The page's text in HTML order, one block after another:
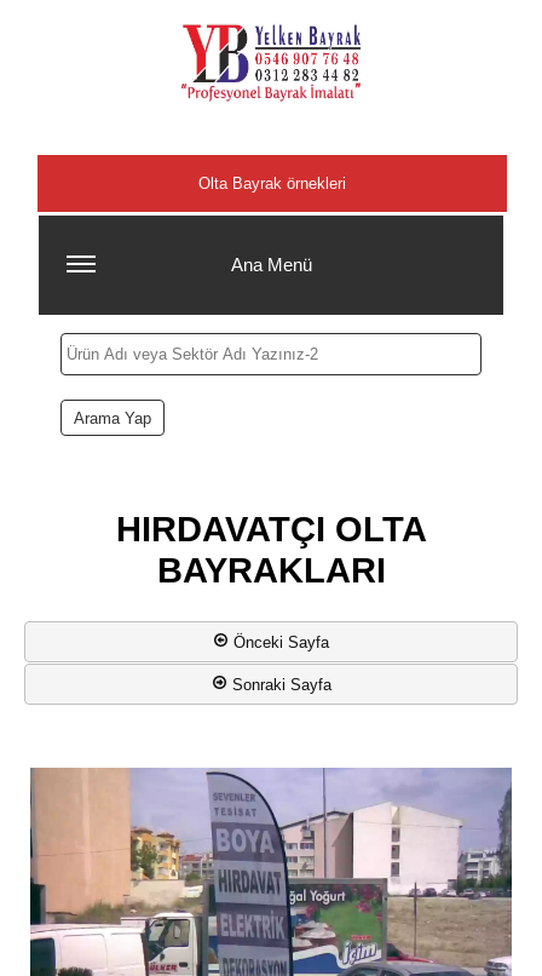
Olta Bayrak örnekleri
Ana Menü
HIRDAVATÇI OLTA
BAYRAKLARI
Önceki Sayfa
Sonraki Sayfa